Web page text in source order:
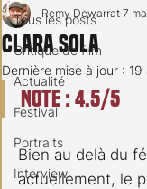
Tous les posts
Critique de film
Actualité
Festival
Portraits
Interview
Clara Sola
Remy Dewarrat 7
Dernière mise à jour : 19
Note : 4.5/5
Bien au delà du
actuellement, le